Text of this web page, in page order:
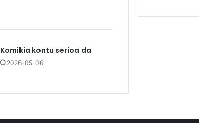
Komikia kontu serioa da
2026-05-06